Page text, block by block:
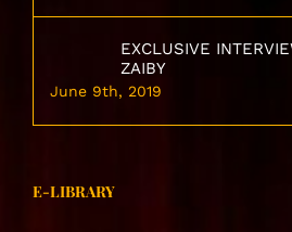
EXCLUSIVE
ZAIBY
June 9th, 2019
E-LIBRARY